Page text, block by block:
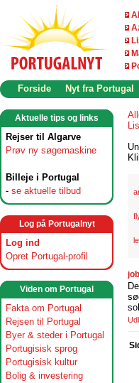
Forside Nyt fra Portugal
Aktuelle tips og links
Rejser til Algarve
Prøv ny søgemaskine
Billeje i Portugal
- se aktuelle tilbud
Log på Portugalnyt
Log ind
Opret Portugal-profil
Viden om Portugal
Fakta om Portugal
Rejsen til Portugal
Byer & steder i Portugal
Portugisisk sprog
Portugisisk kultur
Bolig & investering